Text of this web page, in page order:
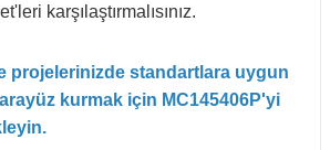
karşılaştırmalısınız.
projelerinizde standartlara uygun
kurmak için MC145406P'yi